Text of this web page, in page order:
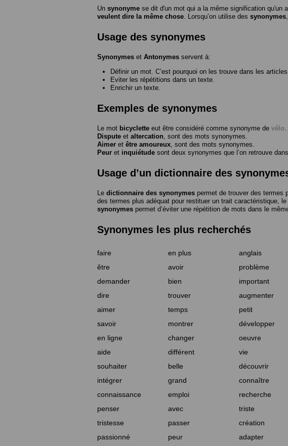
Un synonyme se dit d'un mot qui a la même signification qu'un
veulent dire la même chose . Lorsqu’on utilise des synonymes
Usage des synonymes
Synonymes et Antonymes servent à:
Définir un mot. C’est pourquoi on les trouve dans les
Eviter les répétitions dans un texte.
Enrichir un texte.
Exemples de synonymes
Le mot bicyclette eut être considéré comme synonyme de vélo
Dispute et altercation , sont des mots synonymes.
Aimer et être amoureux , sont des mots synonymes.
Peur et inquiétude sont deux synonymes que l’on retrouve
Usage d’un dictionnaire des
Le dictionnaire des synonymes permet de trouver des termes
des termes plus adéquat pour restituer un trait caractéristique,
synonymes permet d’éviter une répétition de mots dans le
Synonymes les plus recherchés
faire en plus anglais
être
avoir problème
demander
bien important
dire
trouver augmenter
aimer
temps petit
savoir
montrer développer
en ligne
changer oeuvre
aide
différent vie
souhaiter
belle découvrir
intégrer
grand connaître
connaissance
emploi recherche
penser
avec triste
tristesse
passer création
passionné
peur adapter